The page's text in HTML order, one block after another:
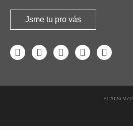
Jsme tu pro vás
FacebookLinkedIn YouTubeInstagramTwitter
© 2026